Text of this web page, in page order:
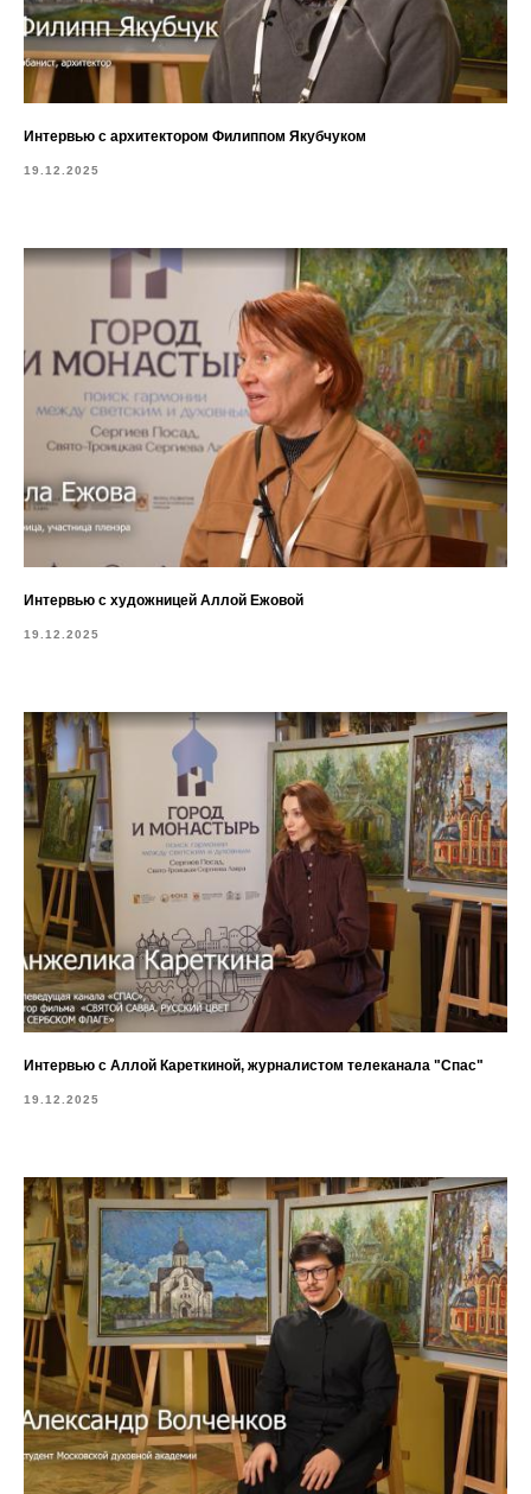
Интервью с архитектором Филиппом Якубчуком
19.12.2025
Интервью с художницей Аллой Ежовой
19.12.2025
Интервью с Аллой Кареткиной, журналистом телеканала "Спас"
19.12.2025